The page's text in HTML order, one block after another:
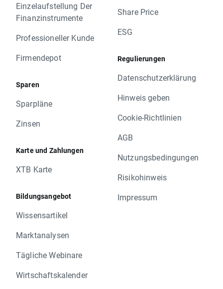
Einzelaufstellung Der
Finanzinstrumente
Professioneller Kunde
Firmendepot
Sparen
Sparpläne
Zinsen
Karte und Zahlungen
XTB Karte
Bildungsangebot
Wissensartikel
Marktanalysen
Tägliche Webinare
Wirtschaftskalender
Share Price
ESG
Regulierungen
Datenschutzerklärung
Hinweis geben
Cookie-Richtlinien
AGB
Nutzungsbedingungen
Risikohinweis
Impressum